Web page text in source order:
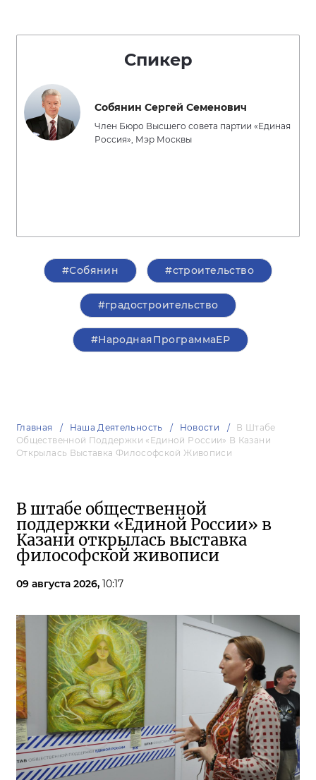
Спикер
Собянин Сергей Семенович
Член Бюро Высшего совета партии «Единая
Россия», Мэр Москвы
#Собянин #строительство
#градостроительство
#НароднаяПрограммаЕР
Главная Наша Деятельность Новости
В Штабе
Общественной Поддержки «Единой России» В Казани
Открылась Выставка Философской Живописи
В штабе общественной
поддержки «Единой России» в
Казани открылась выставка
философской живописи
09 августа 2026, 10:17